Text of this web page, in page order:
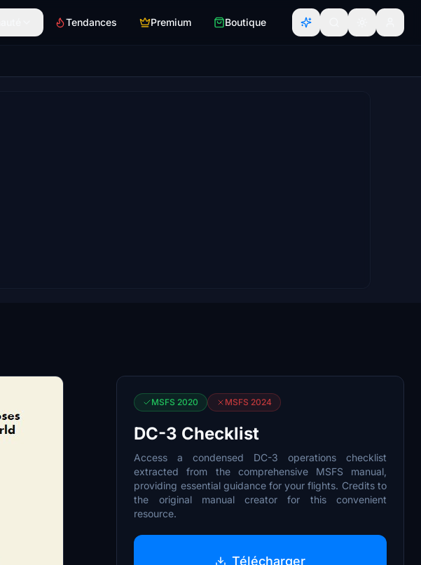
Tendances Premium Boutique
MSFS 2020 MSFS 2024
DC-3 Checklist
Access a condensed DC-3 operations checklist
extracted from the comprehensive MSFS manual,
providing essential guidance for your flights. Credits to
the original manual creator for this convenient
resource.
Télécharger